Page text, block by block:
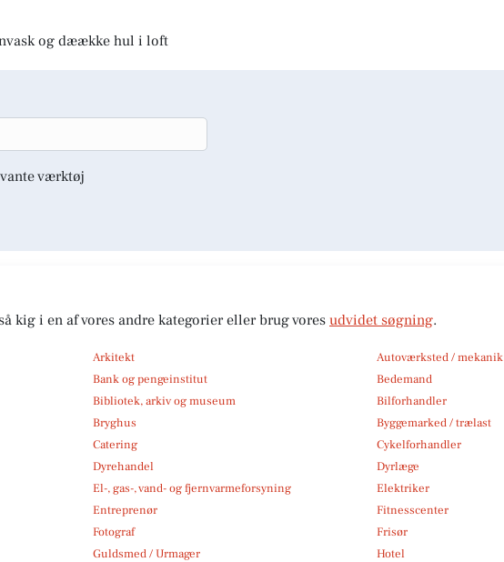
og dæække hul i loft
værktøj
kig i en af vores andre kategorier eller brug vores udvidet søgning.
Arkitekt
Autoværksted / mekanik
Bank og pengeinstitut
Bedemand
Bibliotek, arkiv og museum
Bilforhandler
Bryghus
Byggemarked / trælast
Catering
Cykelforhandler
Dyrehandel
Dyrlæge
El-, gas-, vand- og fjernvarmeforsyning
Elektriker
Entreprenør
Fitnesscenter
Fotograf
Frisør
Guldsmed / Urmager
Hotel